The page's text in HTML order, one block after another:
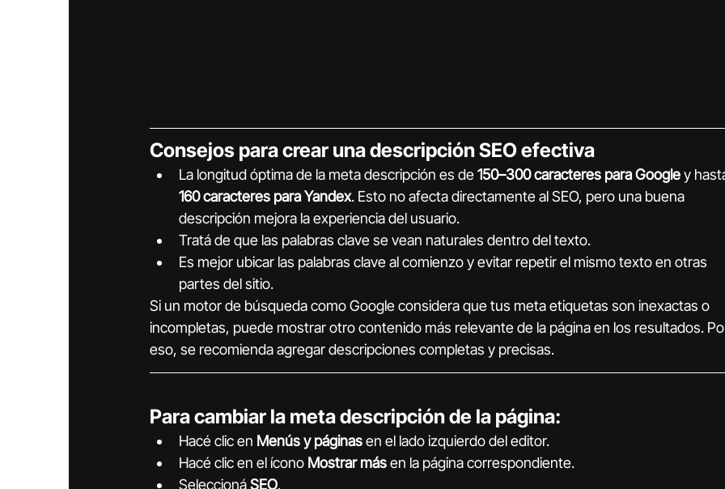
Consejos para crear una descripción SEO efectiva
La longitud óptima de la meta descripción es de 150–300 caracteres para Google y
160 caracteres para Yandex. Esto no afecta directamente al SEO, pero una buena
descripción mejora la experiencia del usuario.
Tratá de que las palabras clave se vean naturales dentro del texto.
Es mejor ubicar las palabras clave al comienzo y evitar repetir el mismo texto en otras
partes del sitio.
Si un motor de búsqueda como Google considera que tus meta etiquetas son inexactas o
incompletas, puede mostrar otro contenido más relevante de la página en los resultados.
eso, se recomienda agregar descripciones completas y precisas.
Para cambiar la meta descripción de la página:
Hacé clic en Menús y páginas en el lado izquierdo del editor.
Hacé clic en el ícono Mostrar más en la página correspondiente.
Seleccioná SEO.